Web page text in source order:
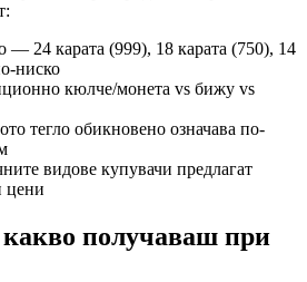
— 24 карата (999), 18 карата (750), 14
ниско
кюлче/монета vs бижу vs
тегло обикновено означава по-
видове купувачи предлагат
цени
какво получаваш при